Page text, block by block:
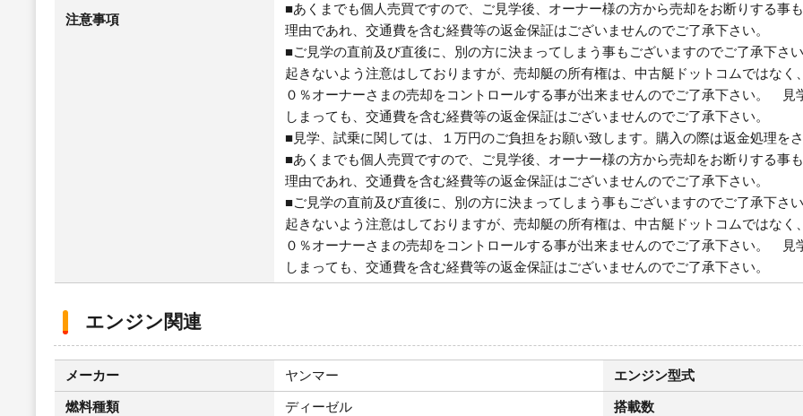
注意事項
■あくまでも個人売買ですので、ご見学後、オーナー様の方から売却をお断りする事
理由であれ、交通費を含む経費等の返金保証はございませんのでご了承下さい。
■ご見学の直前及び直後に、別の方に決まってしまう事もございますのでご了承下さ
起きないよう注意はしておりますが、売却艇の所有権は、中古艇ドットコムではな
０％オーナーさまの売却をコントロールする事が出来ませんのでご了承下さい。
しまっても、交通費を含む経費等の返金保証はございませんのでご了承下さい。
■見学、試乗に関しては、１万円のご負担をお願い致します。購入の際は返金処理を
■あくまでも個人売買ですので、ご見学後、オーナー様の方から売却をお断りする事
理由であれ、交通費を含む経費等の返金保証はございませんのでご了承下さい。
■ご見学の直前及び直後に、別の方に決まってしまう事もございますのでご了承下さ
起きないよう注意はしておりますが、売却艇の所有権は、中古艇ドットコムではな
０％オーナーさまの売却をコントロールする事が出来ませんのでご了承下さい。
しまっても、交通費を含む経費等の返金保証はございませんのでご了承下さい。
エンジン関連
メーカー ヤンマー エンジン型式
燃料種類 ディーゼル 搭載数